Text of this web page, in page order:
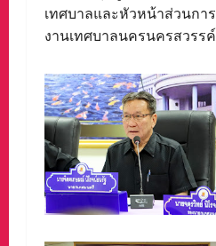
เทศบาลและหัวหน้าส่วนการ
งานเทศบาลนครนครสวรรค์